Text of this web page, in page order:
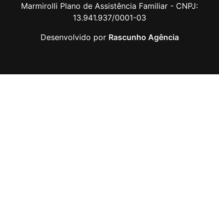
Marmirolli Plano de Assistência Familiar - CNPJ:
13.941.937/0001-03
Desenvolvido por Rascunho Agência